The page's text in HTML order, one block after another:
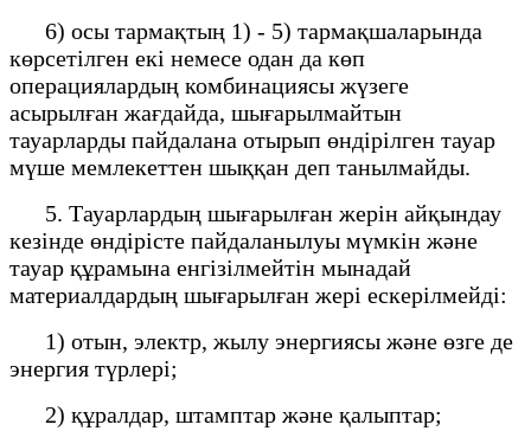
6) осы тармақтың 1) - 5) тармақшаларында
көрсетілген екі немесе одан да көп
операциялардың комбинациясы жүзеге
асырылған жағдайда, шығарылмайтын
тауарларды пайдалана отырып өндірілген тауар
мүше мемлекеттен шыққан деп танылмайды.
5. Тауарлардың шығарылған жерін айқындау
кезінде өндірісте пайдаланылуы мүмкін және
тауар құрамына енгізілмейтін мынадай
материалдардың шығарылған жері ескерілмейді:
1) отын, электр, жылу энергиясы және өзге де
энергия түрлері;
2) құралдар, штамптар және қалыптар;